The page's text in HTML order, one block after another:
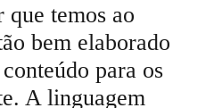
temos ao
bem elaborado
para os
A linguagem